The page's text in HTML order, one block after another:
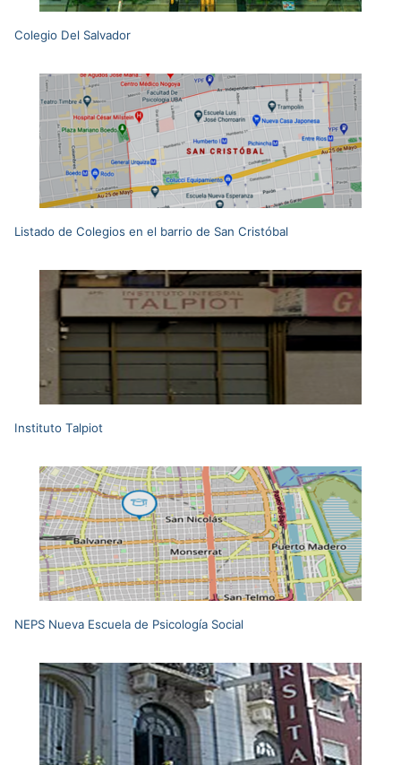
Colegio Del Salvador
Listado de Colegios en el barrio de San Cristóbal
Instituto Talpiot
NEPS Nueva Escuela de Psicología Social